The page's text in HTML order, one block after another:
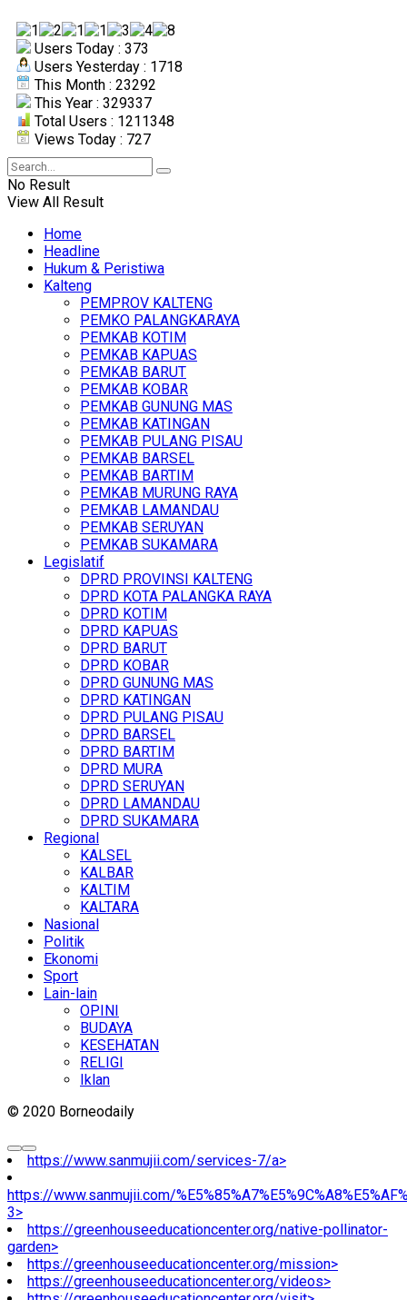
Users Today : 373
Users Yesterday : 1718
This Month : 23292
This Year : 329337
Total Users : 1211348
Views Today : 727
No Result
View All Result
Home
Headline
Hukum & Peristiwa
Kalteng
PEMPROV KALTENG
PEMKO PALANGKARAYA
PEMKAB KOTIM
PEMKAB KAPUAS
PEMKAB BARUT
PEMKAB KOBAR
PEMKAB GUNUNG MAS
PEMKAB KATINGAN
PEMKAB PULANG PISAU
PEMKAB BARSEL
PEMKAB BARTIM
PEMKAB MURUNG RAYA
PEMKAB LAMANDAU
PEMKAB SERUYAN
PEMKAB SUKAMARA
Legislatif
DPRD PROVINSI KALTENG
DPRD KOTA PALANGKA RAYA
DPRD KOTIM
DPRD KAPUAS
DPRD BARUT
DPRD KOBAR
DPRD GUNUNG MAS
DPRD KATINGAN
DPRD PULANG PISAU
DPRD BARSEL
DPRD BARTIM
DPRD MURA
DPRD SERUYAN
DPRD LAMANDAU
DPRD SUKAMARA
Regional
KALSEL
KALBAR
KALTIM
KALTARA
Nasional
Politik
Ekonomi
Sport
Lain-lain
OPINI
BUDAYA
KESEHATAN
RELIGI
Iklan
© 2020 Borneodaily
https://www.sanmujii.com/services-7/a>
https://www.sanmujii.com/
3>
https://greenhouseeducationcenter.org/native-pollinator-
garden>
https://greenhouseeducationcenter.org/mission>
https://greenhouseeducationcenter.org/videos>